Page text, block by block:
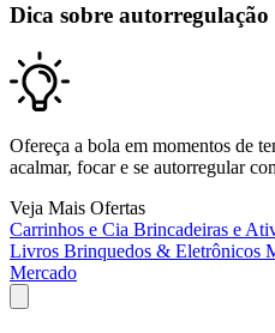
Dica sobre autorregulação
Ofereça a bola em momentos de
acalmar, focar e se autorregular
Veja Mais Ofertas
Carrinhos e Cia Brincadeiras e
Livros Brinquedos & Eletrônicos
Mercado